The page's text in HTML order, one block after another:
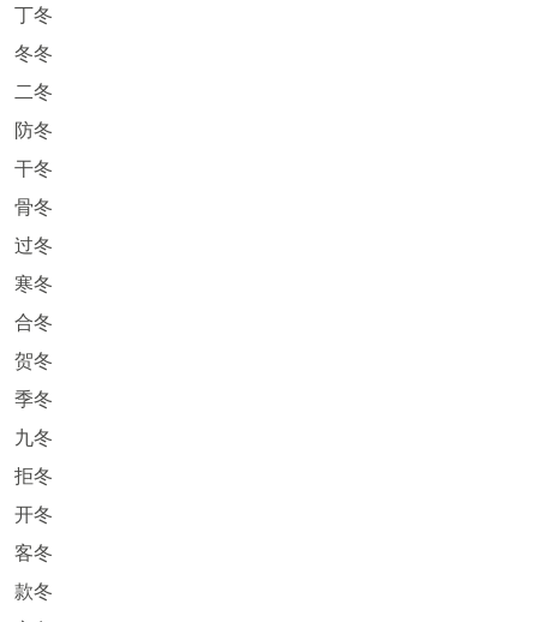
丁冬
冬冬
二冬
防冬
干冬
骨冬
过冬
寒冬
合冬
贺冬
季冬
九冬
拒冬
开冬
客冬
款冬